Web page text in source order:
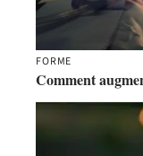
FORME
Comment